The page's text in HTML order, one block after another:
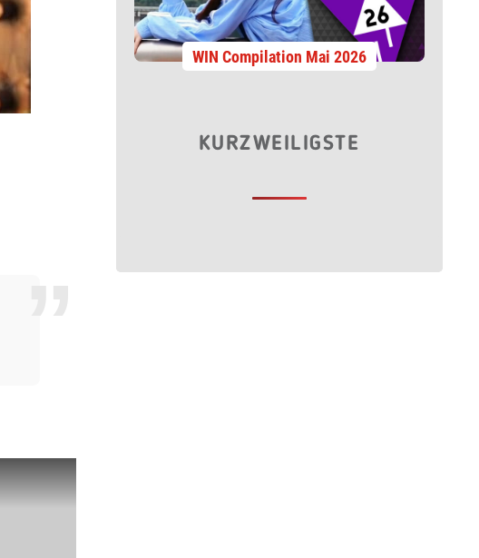
WIN Compilation Mai 2026
KURZWEILIGSTE